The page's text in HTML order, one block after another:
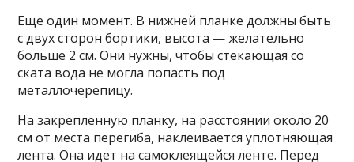
Еще один момент. В нижней планке должны быть
с двух сторон бортики, высота — желательно
больше 2 см. Они нужны, чтобы стекающая со
ската вода не могла попасть под
металлочерепицу.
На закрепленную планку, на расстоянии около 20
см от места перегиба, наклеивается уплотняющая
лента. Она идет на самоклеящейся ленте. Перед